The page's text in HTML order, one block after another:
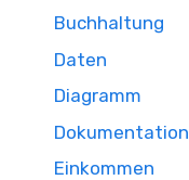
Buchhaltung
Daten
Diagramm
Dokumentation
Einkommen